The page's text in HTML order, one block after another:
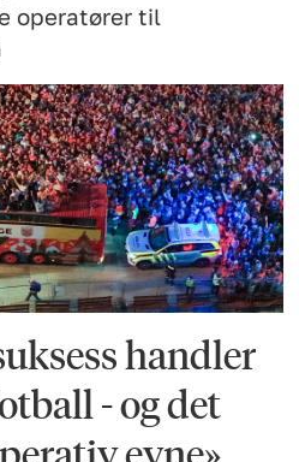
operatører til
handler
- og det